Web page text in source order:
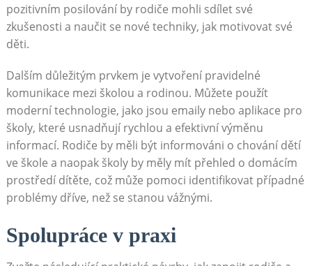
pozitivním posilování by rodiče mohli sdílet své
zkušenosti a naučit se nové techniky, jak motivovat své
děti.
Dalším důležitým prvkem je vytvoření pravidelné
komunikace mezi školou a rodinou. Můžete použít
moderní technologie, jako jsou emaily nebo aplikace pro
školy, které usnadňují rychlou a efektivní výměnu
informací. Rodiče by měli být informováni o chování dětí
ve škole a naopak školy by měly mít přehled o domácím
prostředí dítěte, což může pomoci identifikovat případné
problémy dříve, než se stanou vážnými.
Spolupráce v praxi